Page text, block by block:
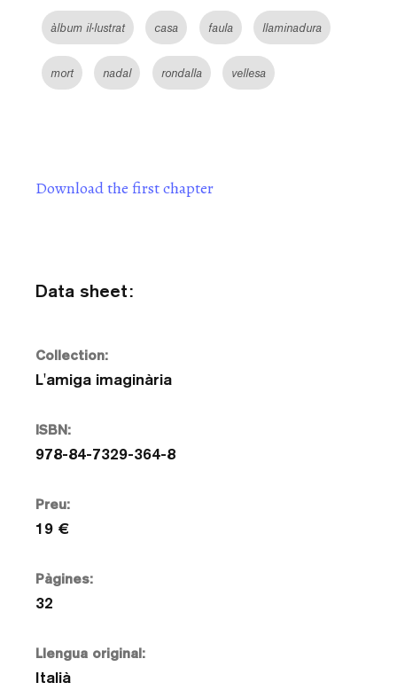
àlbum il·lustrat casa faula llaminadura
mort nadal rondalla vellesa
Download the first chapter
Data sheet:
Collection:
L'amiga imaginària
ISBN:
978-84-7329-364-8
Preu:
19 €
Pàgines:
32
Llengua original:
Italià